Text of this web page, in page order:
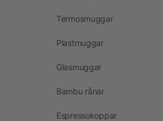
Termosmuggar
Plastmuggar
Glasmuggar
Bambu rånar
Espressokoppar